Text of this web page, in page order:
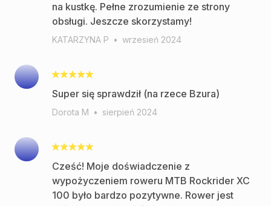
na kustkę. Pełne zrozumienie ze strony
obsługi. Jeszcze skorzystamy!
KATARZYNA P • wrzesień 2024
Super się sprawdził (na rzece Bzura)
Dorota M • sierpień 2024
Cześć! Moje doświadczenie z
wypożyczeniem roweru MTB Rockrider XC
100 było bardzo pozytywne. Rower jest